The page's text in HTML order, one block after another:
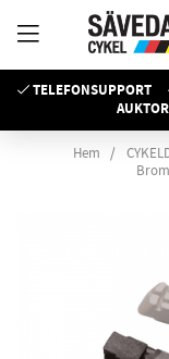
TELEFONSUPPORT
Hem